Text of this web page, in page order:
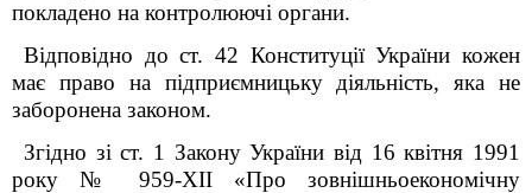
покладено на контролюючі органи.
Відповідно до ст. 42 Конституції України кожен
має право на підприємницьку діяльність, яка не
заборонена законом.
Згідно зі ст. 1 Закону України від 16 квітня 1991
року № 959-XII«Про зовнішньоекономічну